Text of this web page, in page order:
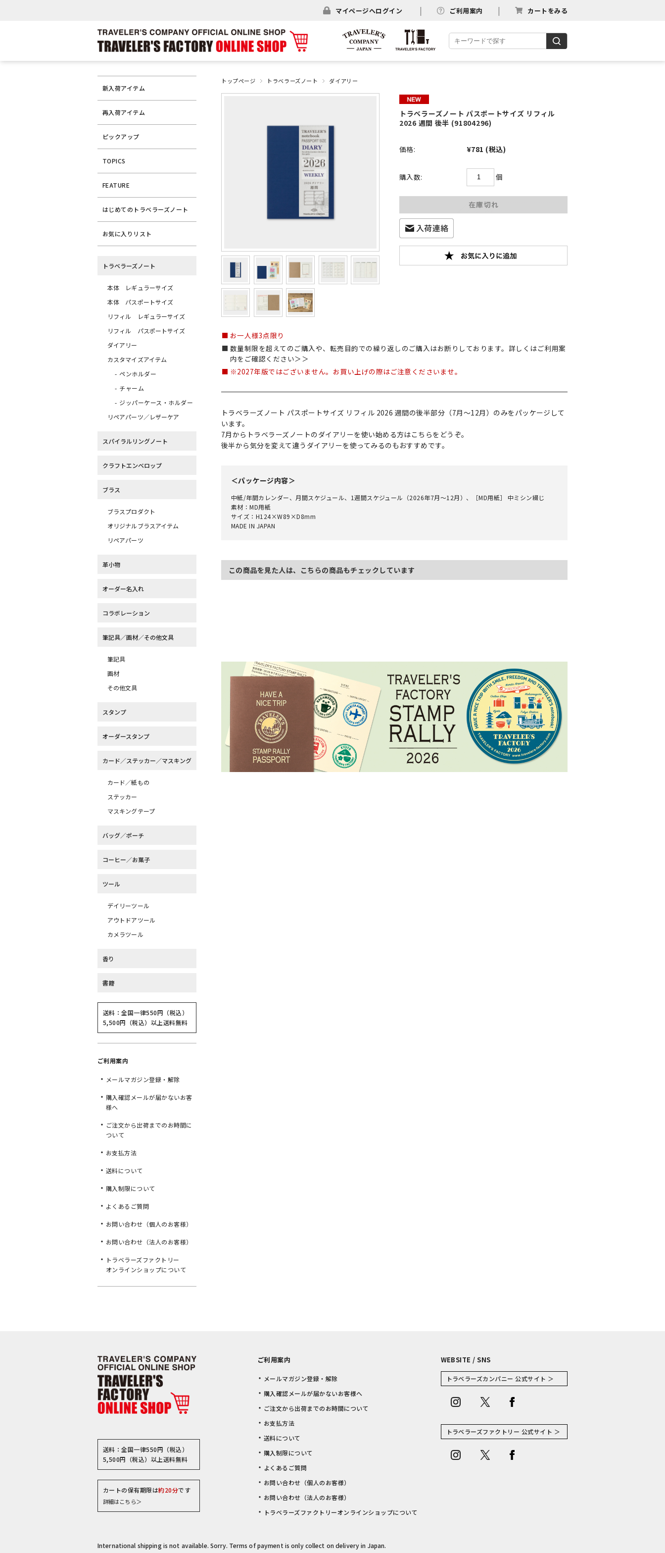
マイページへログイン ご利用案内 カートをみる
トップページ トラベラーズノート ダイアリー
トラベラーズノート パスポートサイズ リフィル
2026 週間 後半 (91804296)
価格: ¥781 (税込)
購入数: 個
お一人様3点限り
数量制限を超えてのご購入や、転売目的での繰り返しのご購入はお断りしております。詳しくはご利用案
内をご確認ください＞＞
※2027年版ではございません。お買い上げの際はご注意くださいませ。
トラベラーズノート パスポートサイズ リフィル 2026 週間の後半部分（7月～12月）のみをパッケージして
います。
7月からトラベラーズノートのダイアリーを使い始める方はこちらをどうぞ。
後半から気分を変えて違うダイアリーを使ってみるのもおすすめです。
＜パッケージ内容＞
中紙/年間カレンダー、月間スケジュール、1週間スケジュール（2026年7月～12月）、［MD用紙］ 中ミシン綴じ
素材：MD用紙
サイズ：H124×W89×D8mm
MADE IN JAPAN
この商品を見た人は、こちらの商品もチェックしています
新入荷アイテム
再入荷アイテム
ピックアップ
TOPICS
FEATURE
はじめてのトラベラーズノート
お気に入りリスト
トラベラーズノート
本体 レギュラーサイズ
本体 パスポートサイズ
リフィル レギュラーサイズ
リフィル パスポートサイズ
ダイアリー
カスタマイズアイテム
ペンホルダー
チャーム
ジッパーケース・ホルダー
リペアパーツ／レザーケア
スパイラルリングノート
クラフトエンベロップ
ブラス
ブラスプロダクト
オリジナルブラスアイテム
リペアパーツ
革小物
オーダー名入れ
コラボレーション
筆記具／画材／その他文具
筆記具
画材
その他文具
スタンプ
オーダースタンプ
カード／ステッカー／マスキング
カード／紙もの
ステッカー
マスキングテープ
バッグ／ポーチ
コーヒー／お菓子
ツール
デイリーツール
アウトドアツール
カメラツール
香り
書籍
送料：全国一律550円（税込）
5,500円（税込）以上送料無料
ご利用案内
メールマガジン登録・解除
購入確認メールが届かないお客
様へ
ご注文から出荷までのお時間に
ついて
お支払方法
送料について
購入制限について
よくあるご質問
お問い合わせ（個人のお客様）
お問い合わせ（法人のお客様）
トラベラーズファクトリー
オンラインショップについて
送料：全国一律550円（税込）
5,500円（税込）以上送料無料
カートの保有期限は約20分です
詳細はこちら＞
ご利用案内
メールマガジン登録・解除
購入確認メールが届かないお客様へ
ご注文から出荷までのお時間について
お支払方法
送料について
購入制限について
よくあるご質問
お問い合わせ（個人のお客様）
お問い合わせ（法人のお客様）
トラベラーズファクトリーオンラインショップについて
WEBSITE / SNS
トラベラーズカンパニー 公式サイト ＞
トラベラーズファクトリー 公式サイト ＞
International shipping is not available. Sorry. Terms of payment is only collect on delivery in Japan.